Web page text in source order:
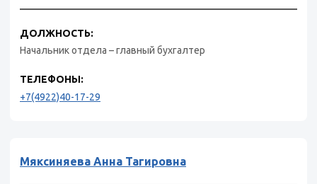
ДОЛЖНОСТЬ:
Начальник отдела – главный бухгалтер
ТЕЛЕФОНЫ:
+7(4922)40-17-29
Мяксиняева Анна Тагировна